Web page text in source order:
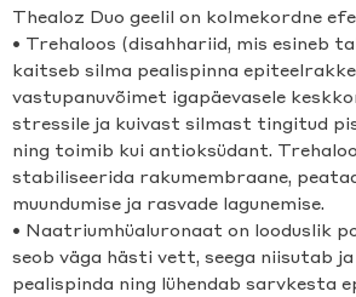
Thealoz Duo geelil on kolmekordne
• Trehaloos (disahhariid, mis esineb
kaitseb silma pealispinna
vastupanuvõimet igapäevasele
stressile ja kuivast silmast tingitud
ning toimib kui antioksüdant.
stabiliseerida rakumembraane,
muundumise ja rasvade lagunemise.
• Naatriumhüaluronaat on looduslik
seob väga hästi vett, seega niisutab
pealispinda ning lühendab sarvkesta